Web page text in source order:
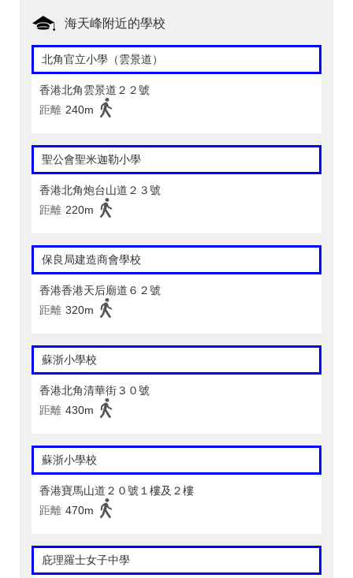
海天峰附近的學校
北角官立小學（雲景道）
香港北角雲景道２２號
距離 240m
聖公會聖米迦勒小學
香港北角炮台山道２３號
距離 220m
保良局建造商會學校
香港香港天后廟道６２號
距離 320m
蘇浙小學校
香港北角清華街３０號
距離 430m
蘇浙小學校
香港寶馬山道２０號１樓及２樓
距離 470m
庇理羅士女子中學